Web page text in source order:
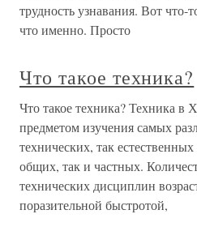
трудность узнавания. Вот
что именно. Просто
Что такое техника?
Что такое техника? Техника в
предметом изучения самых
технических, так
общих, так и частных.
технических дисциплин
поразительной быстротой,